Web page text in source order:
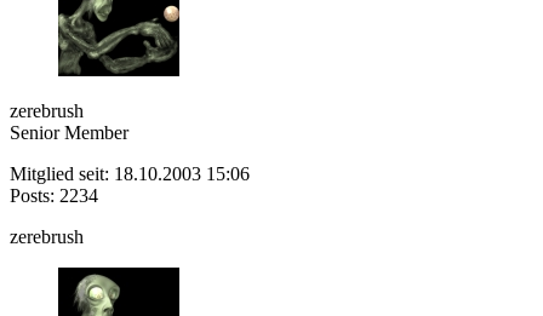
zerebrush
Senior Member
Mitglied seit: 18.10.2003 15:06
Posts: 2234
zerebrush